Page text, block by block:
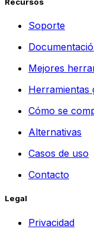
Soporte
Mejores
Herramientas
Cómo se
Alternativas
Casos de uso
Contacto
Legal
Privacidad